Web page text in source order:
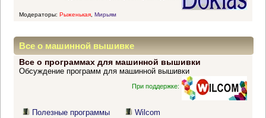
Модераторы: Рыженькая, Мирьям
Все о машинной вышивке
Все о программах для машинной вышивки
Обсуждение программ для машинной вышивки
При поддержке:
Полезные программы Wilcom